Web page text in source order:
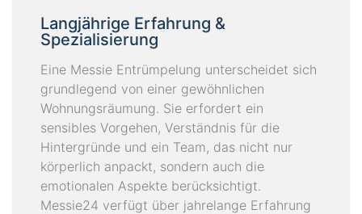
Langjährige Erfahrung &
Spezialisierung
Eine Messie Entrümpelung unterscheidet sich
grundlegend von einer gewöhnlichen
Wohnungsräumung. Sie erfordert ein
sensibles Vorgehen, Verständnis für die
Hintergründe und ein Team, das nicht nur
körperlich anpackt, sondern auch die
emotionalen Aspekte berücksichtigt.
Messie24 verfügt über jahrelange Erfahrung